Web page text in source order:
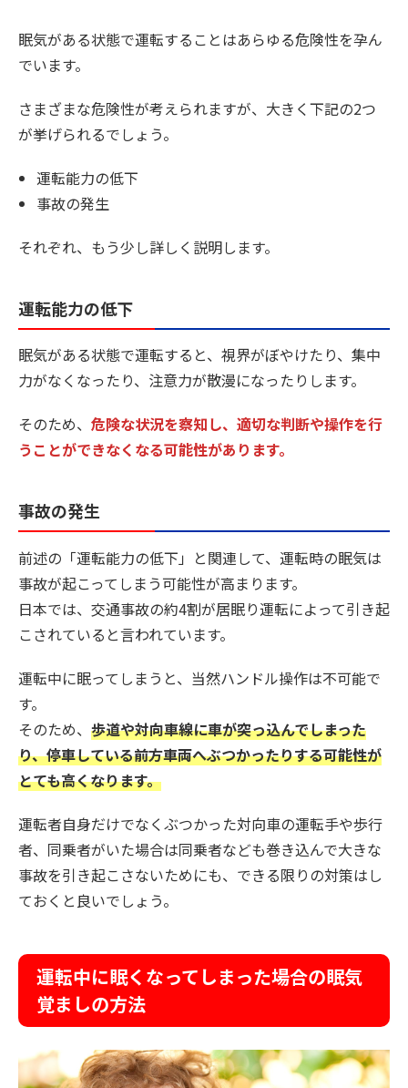
眠気がある状態で運転することはあらゆる危険性を孕ん
でいます。
さまざまな危険性が考えられますが、大きく下記の2つ
が挙げられるでしょう。
運転能力の低下
事故の発生
それぞれ、もう少し詳しく説明します。
運転能力の低下
眠気がある状態で運転すると、視界がぼやけたり、集中
力がなくなったり、注意力が散漫になったりします。
そのため、 危険な状況を察知し、適切な判断や操作を行
うことができなくなる可能性があります。
事故の発生
前述の「運転能力の低下」と関連して、運転時の眠気は
事故が起こってしまう可能性が高まります。
日本では、交通事故の約4割が居眠り運転によって引き起
こされていると言われています。
運転中に眠ってしまうと、当然ハンドル操作は不可能で
す。
そのため、 歩道や対向車線に車が突っ込んでしまった
り、停車している前方車両へぶつかったりする可能性が
とても高くなります。
運転者自身だけでなくぶつかった対向車の運転手や歩行
者、同乗者がいた場合は同乗者なども巻き込んで大きな
事故を引き起こさないためにも、できる限りの対策はし
ておくと良いでしょう。
運転中に眠くなってしまった場合の眠気
覚ましの方法